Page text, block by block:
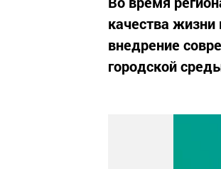
качества жизни
внедрение
городской